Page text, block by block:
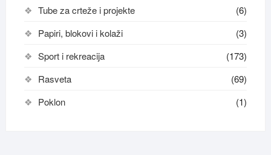
Tube za crteže i projekte
(6)
Papiri, blokovi i kolaži
(3)
Sport i rekreacija
(173)
Rasveta
(69)
Poklon
(1)